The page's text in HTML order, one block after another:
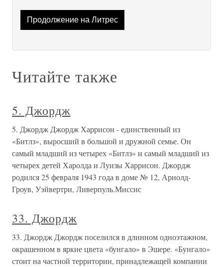
Продолжение на Литрес
Читайте также
5. Джордж
5. Джордж Джордж Харрисон - единственный из
«Битлз», выросший в большой и дружной семье. Он
самый младший из четырех «Битлз» и самый младший из
четырех детей Харолда и Луизы Харрисон. Джордж
родился 25 февраля 1943 года в доме № 12, Арнолд-
Гроув, Уэйвертри, Ливерпуль.Миссис
33. Джордж
33. Джордж Джордж поселился в длинном одноэтажном,
окрашенном в яркие цвета «бунгало» в Эшере. «Бунгало»
стоит на частной территории, принадлежащей компании